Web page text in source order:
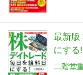
最新版
にする!
二階堂